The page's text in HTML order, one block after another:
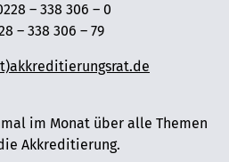
– 338 306 – 0
– 338 306 – 79
im Monat über alle Themen
Akkreditierung.